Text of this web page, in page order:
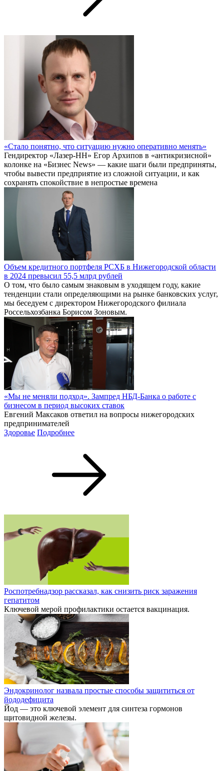
«Стало понятно, что ситуацию нужно оперативно менять»
Гендиректор «Лазер-НН» Егор Архипов в «антикризисной»
колонке на «Бизнес News» — какие шаги были предприняты,
чтобы вывести предприятие из сложной ситуации, и как
сохранять спокойствие в непростые времена
Объем кредитного портфеля РСХБ в Нижегородской области
в 2024 превысил 55,5 млрд рублей
О том, что было самым знаковым в уходящем году, какие
тенденции стали определяющими на рынке банковских услуг,
мы беседуем с директором Нижегородского филиала
Россельхозбанка Борисом Зоновым.
«Мы не меняли подход». Зампред НБД-Банка о работе с
бизнесом в период высоких ставок
Евгений Максаков ответил на вопросы нижегородских
предпринимателей
Здоровье Подробнее
Роспотребнадзор рассказал, как снизить риск заражения
гепатитом
Ключевой мерой профилактики остается вакцинация.
Эндокринолог назвала простые способы защититься от
йододефицита
Йод — это ключевой элемент для синтеза гормонов
щитовидной железы.